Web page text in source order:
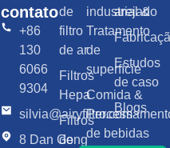
de
filtro
de ar
Filtros
Hepa
Filtros
de
industrial &
Tratamento
de
superfície
Comida &
de bebidas
arejado
Estudos
de caso
Blogs
contato
+86
130
6066
9304
silvia@airyfilter.com
8 Dan Gong